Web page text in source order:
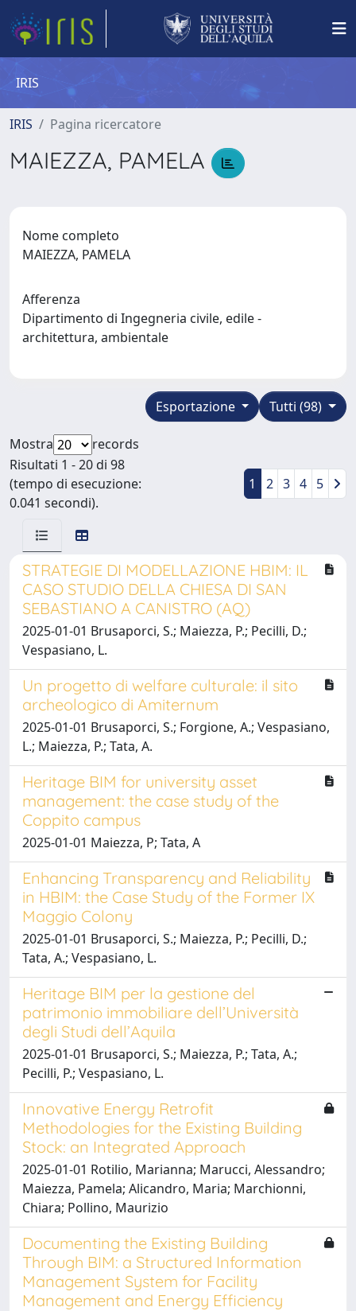
IRIS
IRIS Pagina ricercatore
MAIEZZA, PAMELA
Nome completo
MAIEZZA, PAMELA
Afferenza
Dipartimento di Ingegneria civile, edile -
architettura, ambientale
Tutti (98)
Esportazione
Mostra
records
Risultati 1 - 20 di 98
(tempo di esecuzione:
0.041 secondi).
1 2 3 4 5
STRATEGIE DI MODELLAZIONE HBIM: IL
CASO STUDIO DELLA CHIESA DI SAN
SEBASTIANO A CANISTRO (AQ)
2025-01-01 Brusaporci, S.; Maiezza, P.; Pecilli, D.;
Vespasiano, L.
Un progetto di welfare culturale: il sito
archeologico di Amiternum
2025-01-01 Brusaporci, S.; Forgione, A.; Vespasiano,
L.; Maiezza, P.; Tata, A.
Heritage BIM for university asset
management: the case study of the
Coppito campus
2025-01-01 Maiezza, P; Tata, A
Enhancing Transparency and Reliability
in HBIM: the Case Study of the Former IX
Maggio Colony
2025-01-01 Brusaporci, S.; Maiezza, P.; Pecilli, D.;
Tata, A.; Vespasiano, L.
Heritage BIM per la gestione del
patrimonio immobiliare dell’Università
degli Studi dell’Aquila
2025-01-01 Brusaporci, S.; Maiezza, P.; Tata, A.;
Pecilli, P.; Vespasiano, L.
Innovative Energy Retrofit
Methodologies for the Existing Building
Stock: an Integrated Approach
2025-01-01 Rotilio, Marianna; Marucci, Alessandro;
Maiezza, Pamela; Alicandro, Maria; Marchionni,
Chiara; Pollino, Maurizio
Documenting the Existing Building
Through BIM: a Structured Information
Management System for Facility
Management and Energy Efficiency